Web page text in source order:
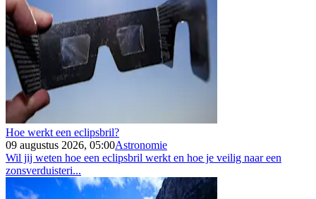
Hoe werkt een eclipsbril?
09 augustus 2026, 05:00Astronomie
Wil jij weten hoe een eclipsbril werkt en hoe je veilig naar een
zonsverduisteri...